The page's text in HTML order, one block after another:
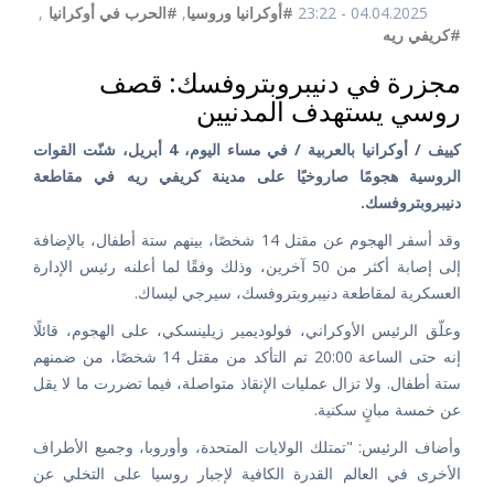
04.04.2025 - 23:22 #أوكرانيا وروسيا, #الحرب في أوكرانيا ,
#كريفي ريه
مجزرة في دنيبروبتروفسك: قصف
روسي يستهدف المدنيين
كييف / أوكرانيا بالعربية / في مساء اليوم، 4 أبريل، شنّت القوات
الروسية هجومًا صاروخيًا على مدينة كريفي ريه في مقاطعة
دنيبروبتروفسك.
وقد أسفر الهجوم عن مقتل 14 شخصًا، بينهم ستة أطفال، بالإضافة
إلى إصابة أكثر من 50 آخرين، وذلك وفقًا لما أعلنه رئيس الإدارة
العسكرية لمقاطعة دنيبروبتروفسك، سيرجي ليساك.
وعلّق الرئيس الأوكراني، فولوديمير زيلينسكي، على الهجوم، قائلًا
إنه حتى الساعة 20:00 تم التأكد من مقتل 14 شخصًا، من ضمنهم
ستة أطفال. ولا تزال عمليات الإنقاذ متواصلة، فيما تضررت ما لا يقل
عن خمسة مبانٍ سكنية.
وأضاف الرئيس: "تمتلك الولايات المتحدة، وأوروبا، وجميع الأطراف
الأخرى في العالم القدرة الكافية لإجبار روسيا على التخلي عن